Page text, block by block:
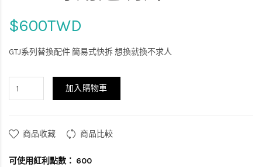
$600TWD
GTJ系列替換配件 簡易式快拆 想換就換不求人
加入購物車
商品收藏 商品比較
可使用紅利點數： 600